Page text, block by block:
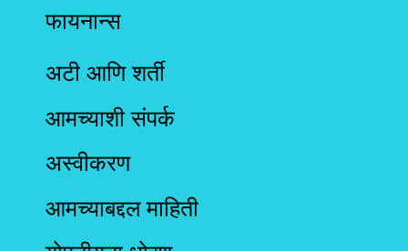
फायनान्स
अटी आणि शर्ती
आमच्याशी संपर्क
अस्वीकरण
आमच्याबद्दल माहिती